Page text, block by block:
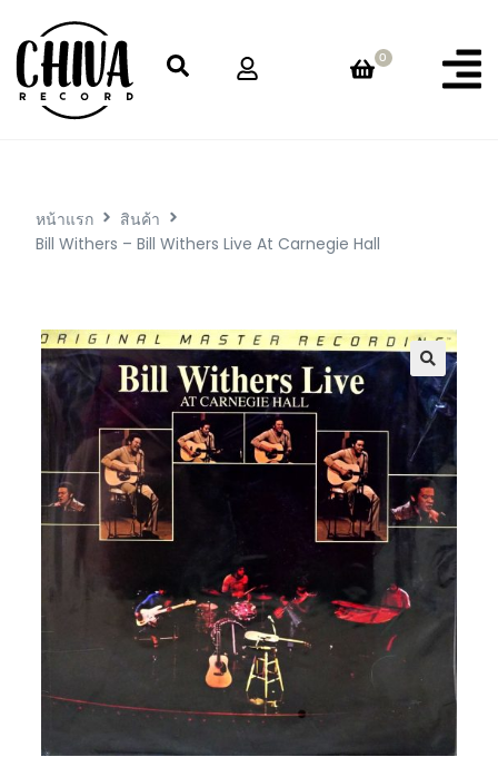
0
หน้าแรก
สินค้า
Bill Withers – Bill Withers Live At Carnegie Hall